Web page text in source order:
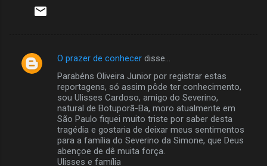
C
O prazer de conhecer disse…
Parabéns Oliveira Junior por registrar estas
reportagens, só assim pôde ter conhecimento,
sou Ulisses Cardoso, amigo do Severino,
natural de Botuporã-Ba, moro atualmente em
São Paulo fiquei muito triste por saber desta
tragédia e gostaria de deixar meus sentimentos
para a família do Severino da Simone, que Deus
abençoe de dê muita força.
Ulisses e família